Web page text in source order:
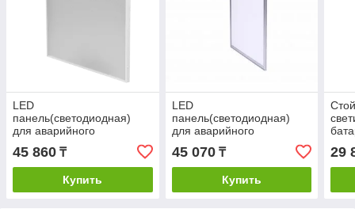
LED
панель(светодиодная)
для аварийного
освещения 27W(1.5 часа)
45 860 ₸
Купить
LED
панель(светодиодная)
для аварийного
освещения 36W(1.5
часа)4000ЛМ
45 070₸
Купить
29